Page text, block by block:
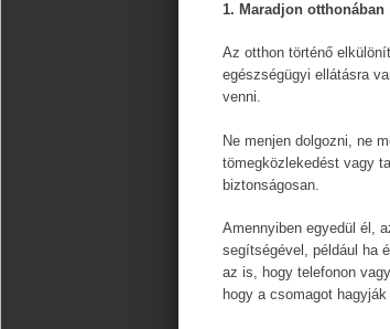
1. Maradjon otthonában
Az otthon történő
egészségügyi ellátásra
venni.
Ne menjen dolgozni, ne
tömegközlekedést vagy
biztonságosan.
Amennyiben egyedül él,
segítségével, például ha
az is, hogy telefonon
hogy a csomagot